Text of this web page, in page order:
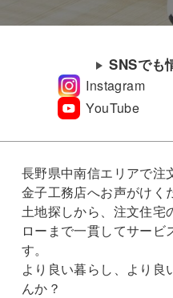
SNSでも
Instagram
YouTube
長野県中南信エリアで注
金子工務店へお声がけく
土地探しから、注文住宅
ローまで一貫してサービ
す。
より良い暮らし、より
んか？